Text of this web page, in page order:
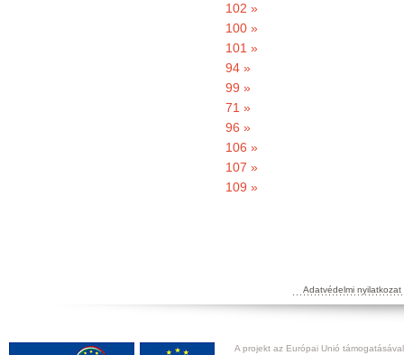
102 »
100 »
101 »
94 »
99 »
71 »
96 »
106 »
107 »
109 »
Adatvédelmi nyilatkozat
A projekt az Európai Unió